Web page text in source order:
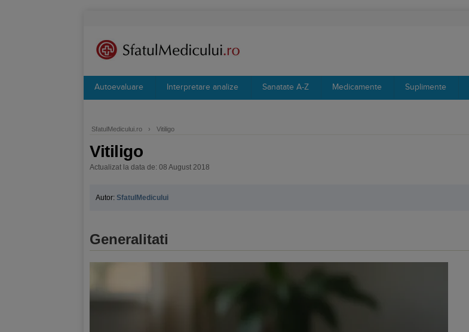
Autoevaluare Interpretare analize Sanatate A-Z Medicamente Suplimente
SfatulMedicului.ro › Vitiligo
Vitiligo
Actualizat la data de: 08 August 2018
Autor: SfatulMedicului
Generalitati